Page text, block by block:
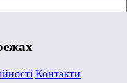
Контакти